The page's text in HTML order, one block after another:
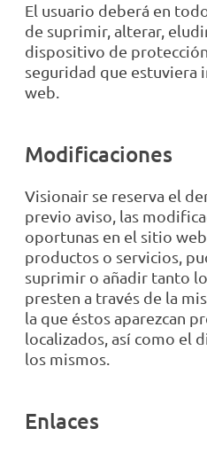
El usuario deberá en
de suprimir, alterar,
dispositivo de
seguridad que estuviera
web.
Modificaciones
Visionair se reserva el
previo aviso, las
oportunas en el sitio
productos o servicios,
suprimir o añadir tanto
presten a través de la
la que éstos aparezcan
localizados, así como el
los mismos.
Enlaces